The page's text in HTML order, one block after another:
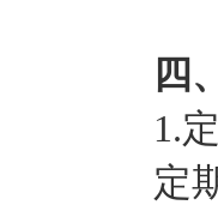
四
1.定
定期